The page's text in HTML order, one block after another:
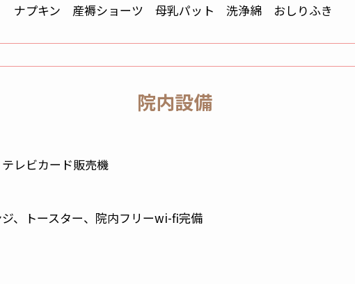
ナプキン 産褥ショーツ 母乳パット 洗浄綿 おしりふき
院内設備
レビカード販売機
、トースター、院内フリーwi-fi完備